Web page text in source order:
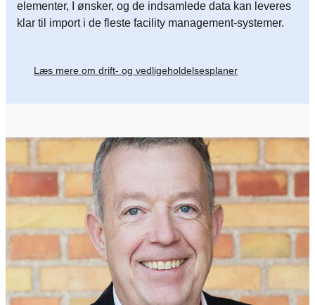
elementer, I ønsker, og de indsamlede data kan leveres
klar til import i de fleste facility management-systemer.
Læs mere om drift- og vedligeholdelsesplaner